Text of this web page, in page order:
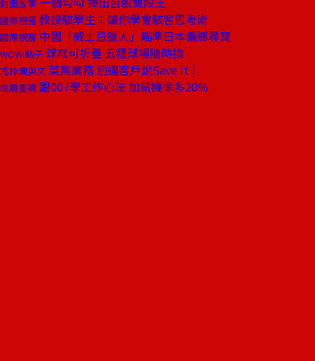
封面故事
國際視窗 教授駭學生：讓你學會駭客思考術
國際視窗 中國「威士忌獵人」瞄準日本偏鄉尋寶
WOW!點子 球框可折疊 五種球場隨時換
戒掉爛英文 菜鳥業務 別逼客戶說Save it！
商周書摘 跟007學工作心法 加薪機率多20％